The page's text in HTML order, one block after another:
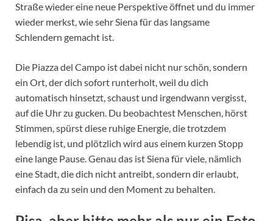
Straße wieder eine neue Perspektive öffnet und du immer
wieder merkst, wie sehr Siena für das langsame
Schlendern gemacht ist.
Die Piazza del Campo ist dabei nicht nur schön, sondern
ein Ort, der dich sofort runterholt, weil du dich
automatisch hinsetzt, schaust und irgendwann vergisst,
auf die Uhr zu gucken. Du beobachtest Menschen, hörst
Stimmen, spürst diese ruhige Energie, die trotzdem
lebendig ist, und plötzlich wird aus einem kurzen Stopp
eine lange Pause. Genau das ist Siena für viele, nämlich
eine Stadt, die dich nicht antreibt, sondern dir erlaubt,
einfach da zu sein und den Moment zu behalten.